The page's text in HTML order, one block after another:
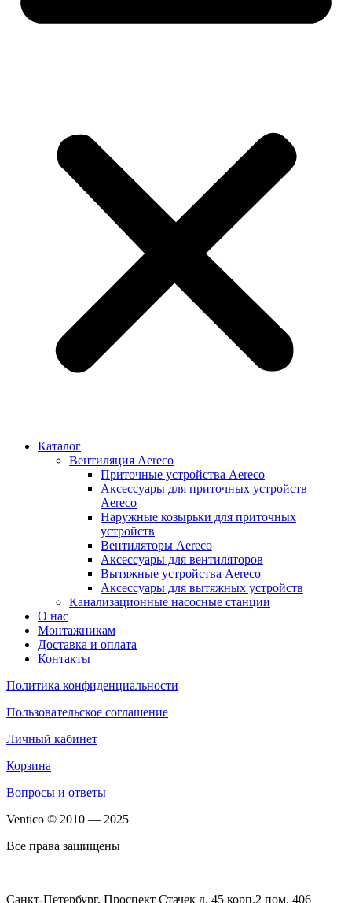
Каталог
Вентиляция Aereco
Приточные устройства Aereco
Аксессуары для приточных устройств
Aereco
Наружные козырьки для приточных
устройств
Вентиляторы Aereco
Аксессуары для вентиляторов
Вытяжные устройства Aereco
Аксессуары для вытяжных устройств
Канализационные насосные станции
О нас
Монтажникам
Доставка и оплата
Контакты
Политика конфиденциальности
Пользовательское соглашение
Личный кабинет
Корзина
Вопросы и ответы
Ventico © 2010 — 2025
Все права защищены
Санкт-Петербург, Проспект Стачек д. 45 корп.2 пом. 406